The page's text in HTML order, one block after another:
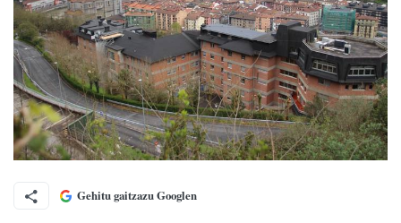
Gehitu gaitzazu Googlen